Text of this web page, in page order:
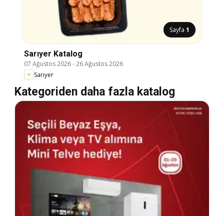
Sayfa 1
Sarıyer Katalog
07 Ağustos 2026-26 Ağustos 2026
Sarıyer
Kategoriden daha fazla katalog